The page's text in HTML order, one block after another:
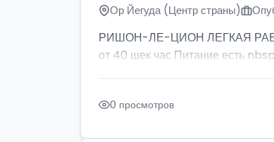
Ор Йегуда (Центр страны)
РИШОН-ЛЕ-ЦИОН ЛЕГКАЯ
от 40 шек час Питание есть
0 просмотров